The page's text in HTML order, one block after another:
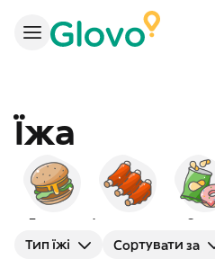
Їжа
Бургери Снеки
Тип їжі Сортувати за